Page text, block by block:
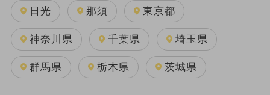
日光 那須 東京都
神奈川県 千葉県 埼玉県
群馬県 栃木県 茨城県